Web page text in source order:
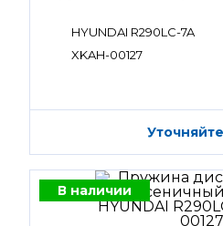
HYUNDAI R290LC-7A
XKAH-00127
В наличии